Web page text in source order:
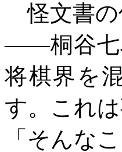
怪文書の
――桐谷七
将棋界を
す。これ
「そんな